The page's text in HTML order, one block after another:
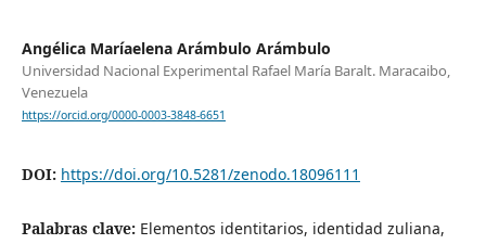
Angélica Maríaelena Arámbulo Arámbulo
Universidad Nacional Experimental Rafael María Baralt. Maracaibo,
Venezuela
https://orcid.org/0000-0003-3848-6651
DOI: https://doi.org/10.5281/zenodo.18096111
Palabras clave: Elementos identitarios, identidad zuliana,